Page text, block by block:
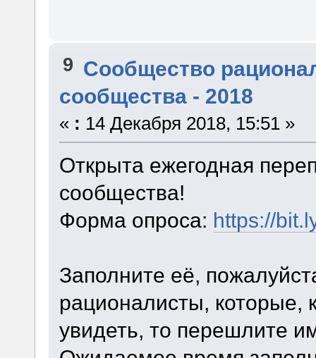
9 Сообщество
сообщества - 2018
« : 14 Декабря 2018, 15:51 »
Открыта ежегодная
сообщества!
Форма опроса: https://
Заполните её,
рационалисты, которые,
увидеть, то перешлите